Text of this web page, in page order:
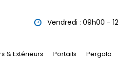
Vendredi : 09h00 -
& Extérieurs Portails Pergola